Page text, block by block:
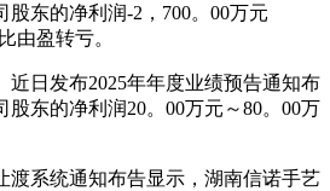
东的净利润-2，700。00万元
由盈转亏。
日发布2025年年度业绩预告通知布
东的净利润20。00万元～80。00万
系统通知布告显示，湖南信诺手艺